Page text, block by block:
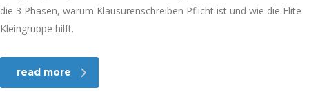
die 3 Phasen, warum Klausurenschreiben Pflicht ist und wie die Elite
Kleingruppe hilft.
read more